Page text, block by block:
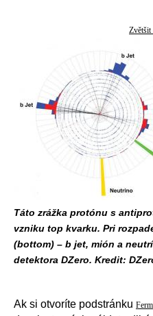
Zvětšit
Táto zrážka protónu s
vzniku top kvarku. Pri
(bottom) – b jet, mión a
detektora DZero. Kredit:
Ak si otvoríte podstránku